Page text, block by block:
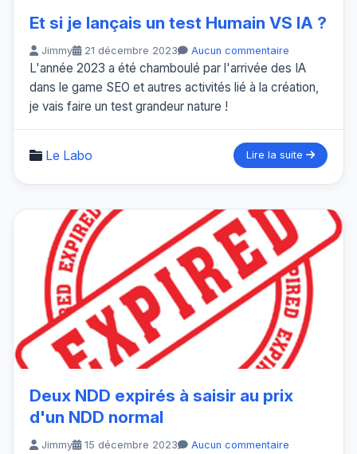
Et si je lançais un test Humain VS IA ?
Jimmy 21 décembre 2023 Aucun commentaire
L'année 2023 a été chamboulé par l'arrivée des IA
dans le game SEO et autres activités lié à la création,
je vais faire un test grandeur nature !
Le Labo Lire la suite
Deux NDD expirés à saisir au prix
d'un NDD normal
Jimmy 15 décembre 2023 Aucun commentaire